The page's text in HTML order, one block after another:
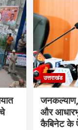
उत्तराखंड
जनकल्याण,
और
कैबिनेट के